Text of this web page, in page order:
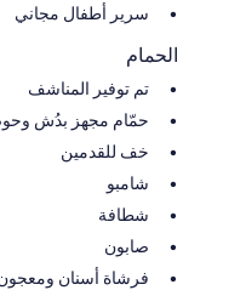
سرير أطفال مجاني
الحمام
تم توفير المناشف
حمّام مجهز بدُش
خف للقدمين
شامبو
شطافة
صابون
فرشاة أسنان